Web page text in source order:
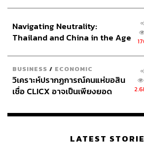
หนึ่งในกลยุทธ์สำคัญของแคมเปญนี้คือ
เหนือระดับให้กับนักท่องเที่ยวต่างชาติ
สรรพสินค้าในเครือเดอะมอลล์ กรุ๊ป ตั้ง
สมนาคุณ ไปจนถึงบริการสุดเอ็กซ์คลูซี
สิทธิพิเศษเหล่านี้ไม่เพียงแต่ช่วยดึงดูดนั
บริการที่ห้างสรรพสินค้าในเครือเดอะม
กระตุ้นการใช้จ่ายและสร้างรายได้ให้กั
มิถุนายน-สิงหาคม’ ซึ่งเป็นช่วงปิดเทอม
Navigating Neutrality:
Thailand and China in the Age
BUSINESS / ECONOMIC
วิเคราะห์ปรากฏการณ์คนแห่ขอสิน
เชื่อ CLICX อาจเป็นเพียงยอด
เรือนไทยที่ถูกซุกไว้
LATEST